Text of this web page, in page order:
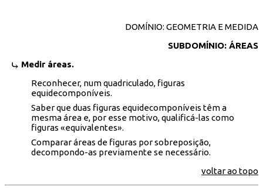
DOMÍNIO: GEOMETRIA E MEDIDA
SUBDOMÍNIO: ÁREAS
Medir áreas.
Reconhecer, num quadriculado, figuras
equidecomponíveis.
Saber que duas figuras equidecomponíveis têm a
mesma área e, por esse motivo, qualificá-las como
figuras «equivalentes».
Comparar áreas de figuras por sobreposição,
decompondo-as previamente se necessário.
voltar ao topo